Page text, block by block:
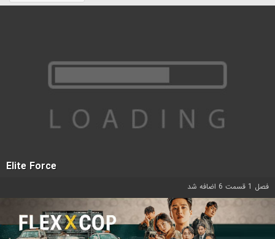
Elite Force
فصل 1 قسمت 6 اضافه شد